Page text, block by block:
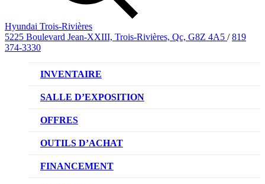
Hyundai Trois-Rivières
5225 Boulevard Jean-XXIII, Trois-Rivières, Qc, G8Z 4A5 / 819
374-3330
INVENTAIRE
VÉHICULES NEUFS
VÉHICULES D’OCCASION
SALLE D’EXPOSITION
OFFRES
OFFRE DE VÉHICULES NEUFS
OFFRES DU CONCESSIONNAIRE
OUTILS D’ACHAT
CL!QUEZ ET ACHETEZ HYUNDAI
FINANCEMENT